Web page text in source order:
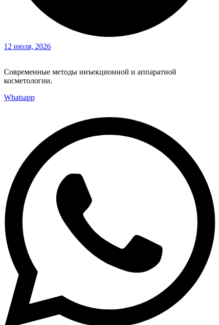
12 июля, 2026
Современные методы инъекционной и аппаратной
косметологии.
Whatsapp